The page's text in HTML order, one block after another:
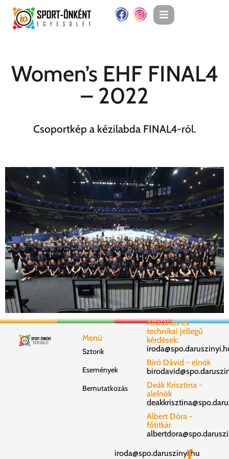
Women’s EHF FINAL4
– 2022
Csoportkép a kézilabda FINAL4-ról.
Menü
Sztorik
Események
Bemutatkozás
Általános és
technikai jellegű
kérdések:
Biró Dávid - elnök
Deák Krisztina -
alelnök
Albert Dóra -
főtitkár
iroda@spo.daruszinyi.hu